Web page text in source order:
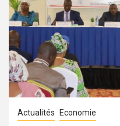
Actualités Economie